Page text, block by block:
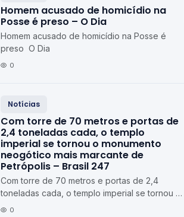
Homem acusado de homicídio na
Posse é preso – O Dia
Homem acusado de homicídio na Posse é
preso O Dia
0
Notícias
Com torre de 70 metros e portas de
2,4 toneladas cada, o templo
imperial se tornou o monumento
neogótico mais marcante de
Petrópolis – Brasil 247
Com torre de 70 metros e portas de 2,4
toneladas cada, o templo imperial se tornou o
monumento neogótico mais marcante de
0